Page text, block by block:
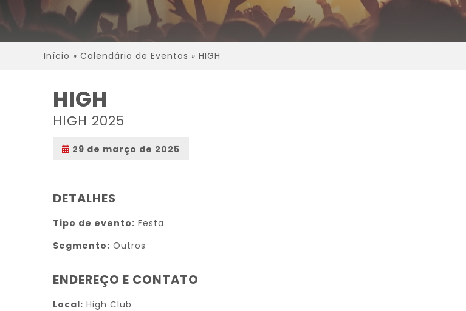
Início » Calendário de Eventos » HIGH
HIGH
HIGH 2025
29 de março de 2025
DETALHES
Tipo de evento: Festa
Segmento: Outros
ENDEREÇO E CONTATO
Local: High Club